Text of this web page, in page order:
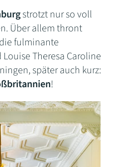
strotzt nur so voll
Über allem thront
fulminante
Theresa Caroline
später auch kurz:
!